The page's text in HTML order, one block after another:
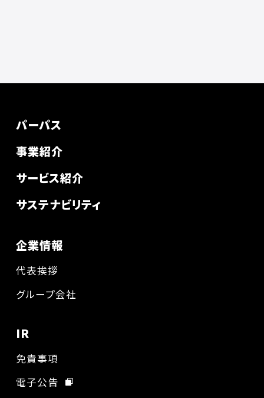
パーパス
事業紹介
サービス紹介
サステナビリティ
企業情報
代表挨拶
グループ会社
IR
免責事項
電子公告